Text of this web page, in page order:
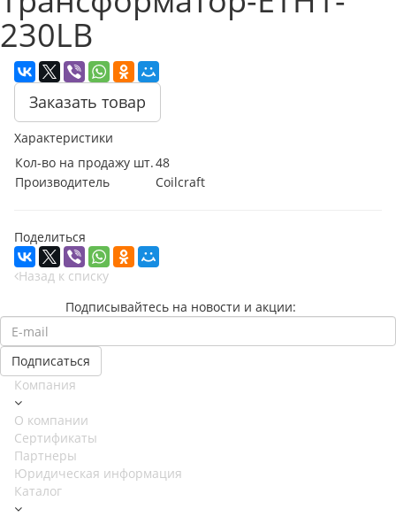
230LB
Заказать товар
Характеристики
Кол-во на продажу шт.48
Производитель
Coilcraft
Поделиться
Назад к списку
Подписывайтесь на новости и акции:
Компания
О компании
Сертификаты
Партнеры
Юридическая информация
Каталог